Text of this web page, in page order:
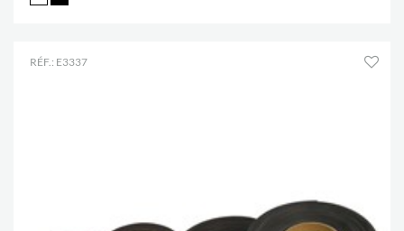
RÉF.: E3337